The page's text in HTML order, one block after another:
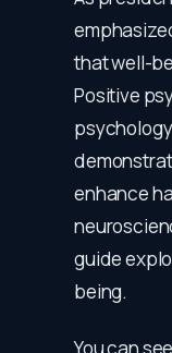
that well-
Positive
enhance
guide
being.
You can